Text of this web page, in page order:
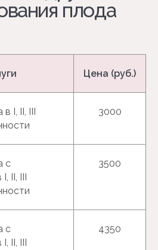
Цена (руб.)
I, II, III
3000
с
II, III
3500
с
II, III
4350